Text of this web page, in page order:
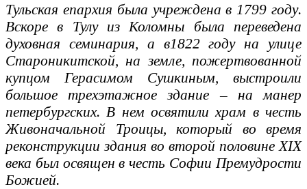
Тульская епархия была учреждена в 1799 году.
Вскоре в Тулу из Коломны была переведена
духовная семинария, а в1822 году на улице
Староникитской, на земле, пожертвованной
купцом Герасимом Сушкиным, выстроили
большое трехэтажное здание – на манер
петербургских. В нем освятили храм в честь
Живоначальной Троицы, который во время
реконструкции здания во второй половине XIX
века был освящен в честь Софии Премудрости
Божией.